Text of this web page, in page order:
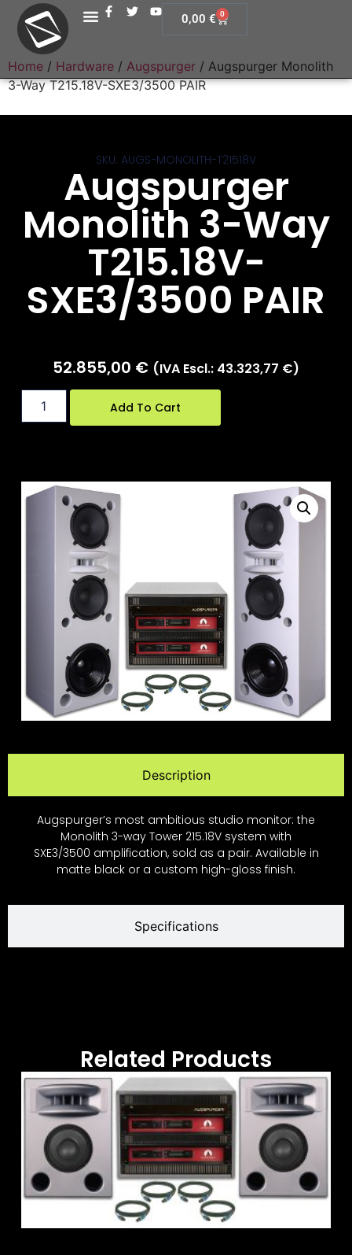
0,00 € 0
Home / Hardware / Augspurger / Augspurger Monolith
3-Way T215.18V-SXE3/3500 PAIR
SKU: AUGS-MONOLITH-T21518V
Augspurger
Monolith 3-Way
T215.18V-
SXE3/3500 PAIR
52.855,00 € (IVA Escl.: 43.323,77 €)
Add To Cart
Description
Specifications
Augspurger’s most ambitious studio monitor: the
Monolith 3-way Tower 215.18V system with
SXE3/3500 amplification, sold as a pair. Available in
matte black or a custom high-gloss finish.
Related Products